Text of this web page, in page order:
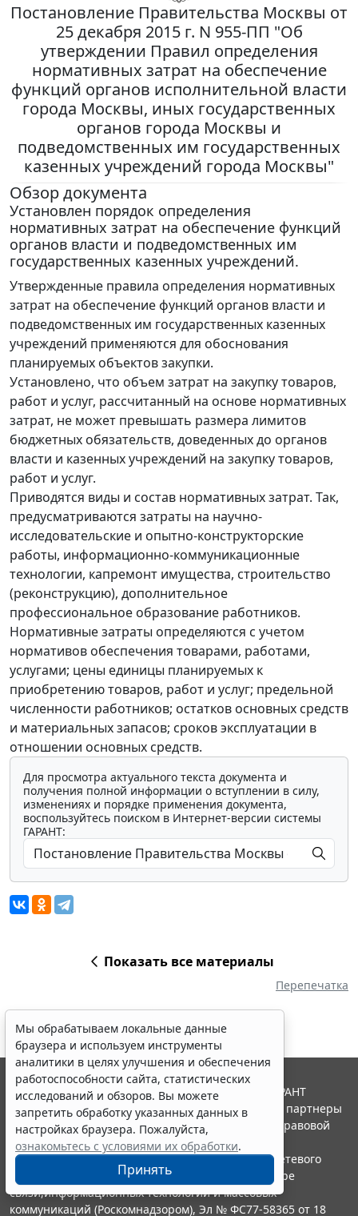
Постановление Правительства Москвы от
25 декабря 2015 г. N 955-ПП "Об
утверждении Правил определения
нормативных затрат на обеспечение
функций органов исполнительной власти
города Москвы, иных государственных
органов города Москвы и
подведомственных им государственных
казенных учреждений города Москвы"
Обзор документа
Установлен порядок определения
нормативных затрат на обеспечение функций
органов власти и подведомственных им
государственных казенных учреждений.
Утвержденные правила определения нормативных
затрат на обеспечение функций органов власти и
подведомственных им государственных казенных
учреждений применяются для обоснования
планируемых объектов закупки.
Установлено, что объем затрат на закупку товаров,
работ и услуг, рассчитанный на основе нормативных
затрат, не может превышать размера лимитов
бюджетных обязательств, доведенных до органов
власти и казенных учреждений на закупку товаров,
работ и услуг.
Приводятся виды и состав нормативных затрат. Так,
предусматриваются затраты на научно-
исследовательские и опытно-конструкторские
работы, информационно-коммуникационные
технологии, капремонт имущества, строительство
(реконструкцию), дополнительное
профессиональное образование работников.
Нормативные затраты определяются с учетом
нормативов обеспечения товарами, работами,
услугами; цены единицы планируемых к
приобретению товаров, работ и услуг; предельной
численности работников; остатков основных средств
и материальных запасов; сроков эксплуатации в
отношении основных средств.
Для просмотра актуального текста документа и
получения полной информации о вступлении в силу,
изменениях и порядке применения документа,
воспользуйтесь поиском в Интернет-версии системы
ГАРАНТ:
Показать все материалы
Перепечатка
Мы обрабатываем локальные данные
браузера и используем инструменты
аналитики в целях улучшения и обеспечения
работоспособности сайта, статистических
исследований и обзоров. Вы можете
запретить обработку указанных данных в
настройках браузера. Пожалуйста,
ознакомьтесь с условиями их обработки.
Принять
© ООО "НПП "ГАРАНТ-СЕРВИС", 2026. Система ГАРАНТ
выпускается с 1990 года. Компания "Гарант" и ее партнеры
являются участниками Российской ассоциации правовой
информации ГАРАНТ.
Портал ГАРАНТ.РУ зарегистрирован в качестве сетевого
издания Федеральной службой по надзору в сфере
связи,информационных технологий и массовых
коммуникаций (Роскомнадзором), Эл № ФС77-58365 от 18